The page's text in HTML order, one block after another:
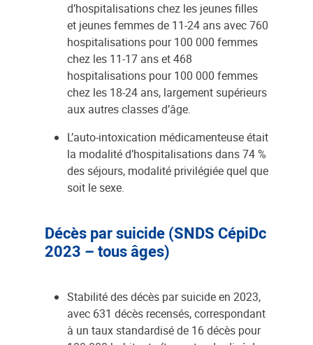
d’hospitalisations chez les jeunes filles
et jeunes femmes de 11-24 ans avec 760
hospitalisations pour 100 000 femmes
chez les 11-17 ans et 468
hospitalisations pour 100 000 femmes
chez les 18-24 ans, largement supérieurs
aux autres classes d’âge.
L’auto-intoxication médicamenteuse était
la modalité d’hospitalisations dans 74 %
des séjours, modalité privilégiée quel que
soit le sexe.
Décès par suicide (SNDS CépiDc
2023 – tous âges)
Stabilité des décès par suicide en 2023,
avec 631 décès recensés, correspondant
à un taux standardisé de 16 décès pour